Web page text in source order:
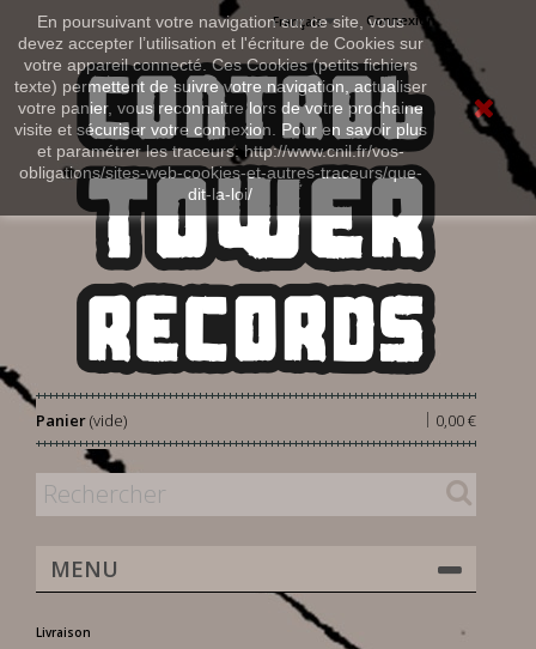
En poursuivant votre navigation sur ce site, vous
devez accepter l’utilisation et l'écriture de Cookies sur
votre appareil connecté. Ces Cookies (petits fichiers
texte) permettent de suivre votre navigation, actualiser
votre panier, vous reconnaitre lors de votre prochaine
visite et sécuriser votre connexion. Pour en savoir plus
et paramétrer les traceurs: http://www.cnil.fr/vos-
obligations/sites-web-cookies-et-autres-traceurs/que-
dit-la-loi/
Connexion
Français
Panier 0,00 €
|
(vide)
MENU
Livraison